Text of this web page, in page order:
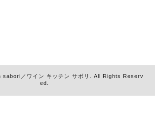
／ワイン キッチン サボリ
. All Rights Reserv
ed.